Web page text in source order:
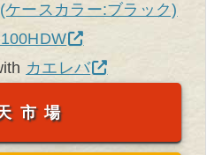
ースカラー:ブラック)
カエレバ
市場